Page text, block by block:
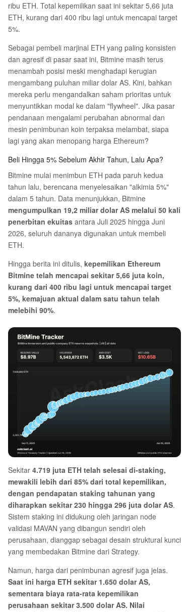
ribu ETH. Total kepemilikan saat ini sekitar 5,66 juta
ETH, kurang dari 400 ribu lagi untuk mencapai target
5%.
Sebagai pembeli marjinal ETH yang paling konsisten
dan agresif di pasar saat ini, Bitmine masih terus
menambah posisi meski menghadapi kerugian
mengambang puluhan miliar dolar AS. Kini, bahkan
mereka perlu mengandalkan saham prioritas untuk
menyuntikkan modal ke dalam "flywheel". Jika pasar
pendanaan mengalami perubahan abnormal dan
mesin penimbunan koin terpaksa melambat, siapa
lagi yang akan menopang harga Ethereum?
Beli Hingga 5% Sebelum Akhir Tahun, Lalu Apa?
Bitmine mulai menimbun ETH pada paruh kedua
tahun lalu, berencana menyelesaikan "alkimia 5%"
dalam 5 tahun. Data menunjukkan, Bitmine
mengumpulkan 19,2 miliar dolar AS melalui 50 kali
penerbitan ekuitas antara Juli 2025 hingga Juni
2026, seluruh dananya digunakan untuk membeli
ETH.
Hingga berita ini ditulis, kepemilikan Ethereum
Bitmine telah mencapai sekitar 5,66 juta koin,
kurang dari 400 ribu lagi untuk mencapai target
5%, kemajuan aktual dalam satu tahun telah
melebihi 90%.
Sekitar 4.719 juta ETH telah selesai di-staking,
mewakili lebih dari 85% dari total kepemilikan,
dengan pendapatan staking tahunan yang
diharapkan sekitar 230 hingga 296 juta dolar AS.
Sistem staking ini didukung oleh jaringan node
validasi MAVAN yang dibangun sendiri oleh
perusahaan, dianggap sebagai desain struktural kunci
yang membedakan Bitmine dari Strategy.
Namun, harga dari penimbunan agresif juga jelas.
Saat ini harga ETH sekitar 1.650 dolar AS,
sementara biaya rata-rata kepemilikan
perusahaan sekitar 3.500 dolar AS. Nilai